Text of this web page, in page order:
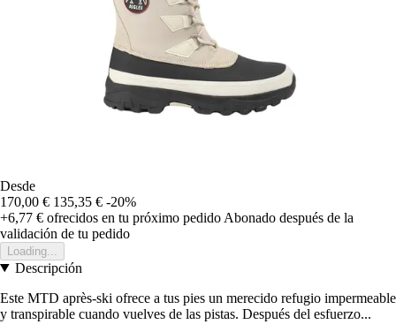
Desde
170,00 € 135,35 € -20%
+6,77 € ofrecidos en tu próximo pedido Abonado después de la
validación de tu pedido
Loading...
Descripción
Este MTD après-ski ofrece a tus pies un merecido refugio impermeable
y transpirable cuando vuelves de las pistas. Después del esfuerzo...